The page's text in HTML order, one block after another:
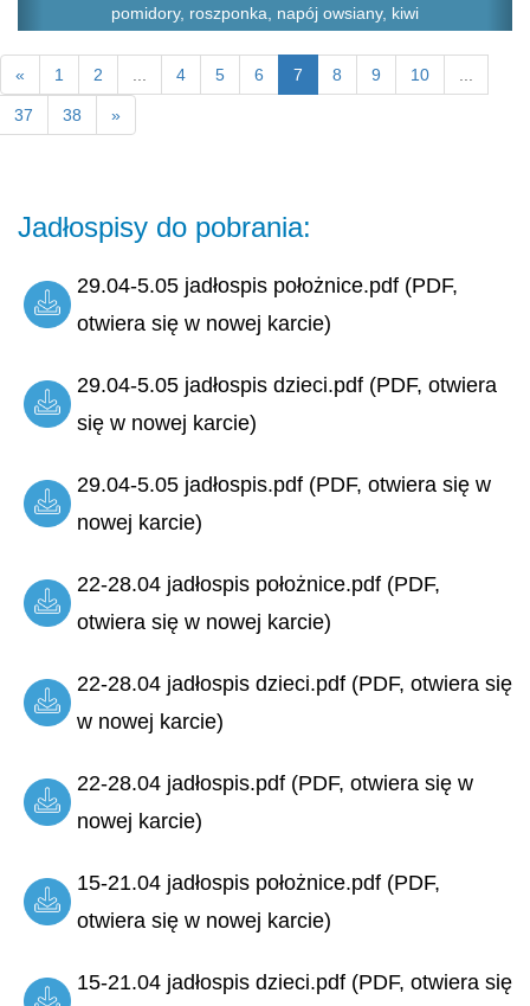
pomidory, roszponka, napój owsiany, kiwi
« 1 2 4 5 6 7 8 9 10
37 38 »
Jadłospisy do pobrania:
29.04-5.05 jadłospis położnice.pdf (PDF,
otwiera się w nowej karcie)
29.04-5.05 jadłospis dzieci.pdf (PDF, otwiera
się w nowej karcie)
29.04-5.05 jadłospis.pdf (PDF, otwiera się w
nowej karcie)
22-28.04 jadłospis położnice.pdf (PDF,
otwiera się w nowej karcie)
22-28.04 jadłospis dzieci.pdf (PDF, otwiera się
w nowej karcie)
22-28.04 jadłospis.pdf (PDF, otwiera się w
nowej karcie)
15-21.04 jadłospis położnice.pdf (PDF,
otwiera się w nowej karcie)
15-21.04 jadłospis dzieci.pdf (PDF, otwiera się